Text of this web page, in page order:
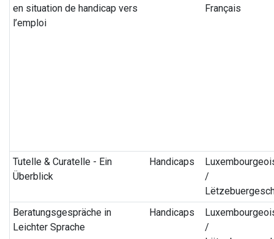
en situation de handicap vers
l’emploi
Français
Tutelle & Curatelle - Ein
Überblick
Handicaps
/
Beratungsgespräche in
Leichter Sprache
Handicaps
/